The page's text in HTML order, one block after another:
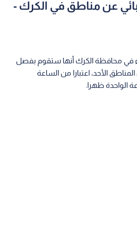
عن مناطق في الكرك -
في محافظة الكرك أنها ستقوم بفصل
الأحد، اعتبارا من الساعة
الواحدة ظهرا.